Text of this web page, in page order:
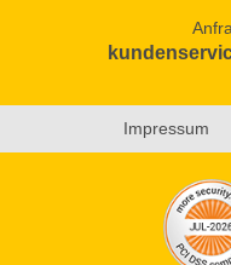
Impressum